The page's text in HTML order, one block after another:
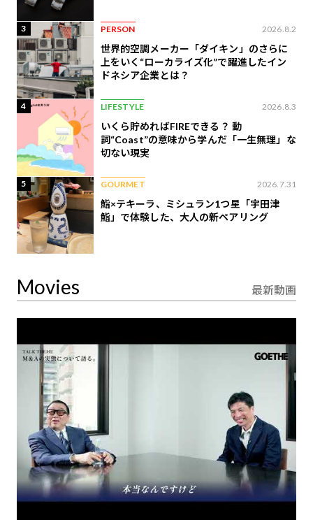
3 PERSON 2026.8.2
世界的空調メーカー「ダイキン」のさらに
上をいく“ローカライズ化”で躍進したイン
ドネシア企業とは？
4 LIFESTYLE 2026.8.3
いくら貯めればFIREできる？ 動
詞“Coast”の意味から学んだ「一生無理」な
切ない現実
5 GOURMET 2026.7.31
鮨×テキーラ、ミシュラン1つ星「宇田津
鮨」で体験した、大人の新ペアリング
Movies 最新動画